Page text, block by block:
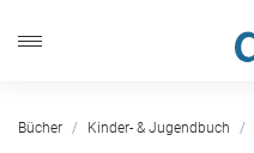
Bücher Kinder- & Jugendbuch